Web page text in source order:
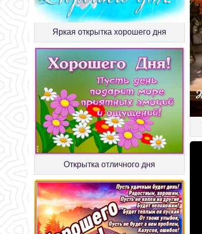
Яркая открытка хорошего дня
Открытка отличного дня